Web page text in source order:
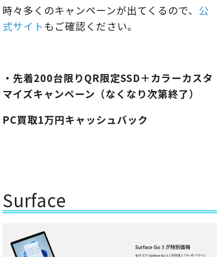
時々多くのキャンペーンが出てくるので、 公
式サイト もご確認ください。
・先着200台限りQR限定SSD＋カラーカスタ
マイズキャンペーン（なくなり次第終了）
PC買取1万円キャッシュバック
Surface